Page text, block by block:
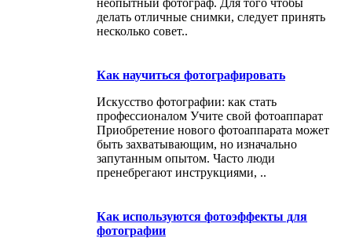
делать отличные снимки, следует принять
несколько совет..
Как научиться фотографировать
Искусство фотографии: как стать
профессионалом Учите свой фотоаппарат
Приобретение нового фотоаппарата может
быть захватывающим, но изначально
запутанным опытом. Часто люди
пренебрегают инструкциями, ..
Как используются фотоэффекты для
фотографии